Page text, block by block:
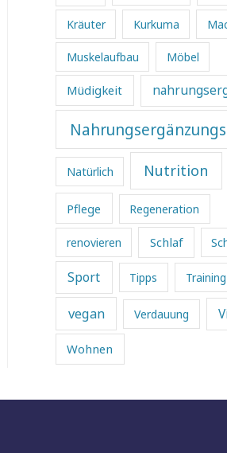
Kräuter Kurkuma
Muskelaufbau Möbel
Müdigkeit
Natürlich Nutrition
Pflege Regeneration
renovieren Schlaf
Sport Tipps Training
vegan Verdauung
Wohnen